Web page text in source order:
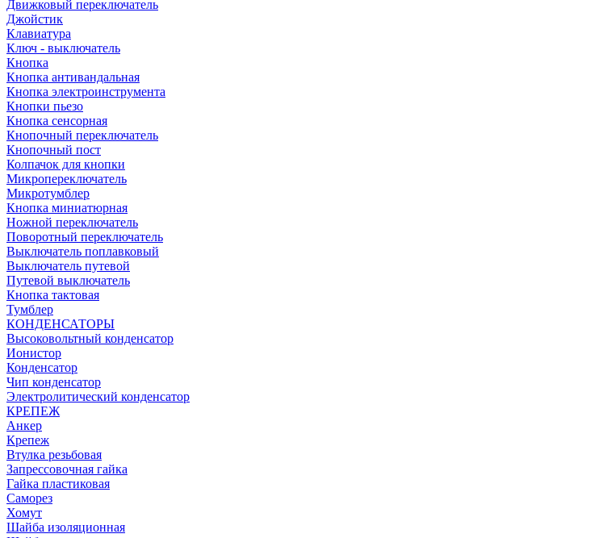
Движковый переключатель
Джойстик
Клавиатура
Ключ - выключатель
Кнопка
Кнопка антивандальная
Кнопка электроинструмента
Кнопки пьезо
Кнопка сенсорная
Кнопочный переключатель
Кнопочный пост
Колпачок для кнопки
Микропереключатель
Микротумблер
Кнопка миниатюрная
Ножной переключатель
Поворотный переключатель
Выключатель поплавковый
Выключатель путевой
Путевой выключатель
Кнопка тактовая
Тумблер
КОНДЕНСАТОРЫ
Высоковольтный конденсатор
Ионистор
Конденсатор
Чип конденсатор
Электролитический конденсатор
КРЕПЕЖ
Анкер
Крепеж
Втулка резьбовая
Запрессовочная гайка
Гайка пластиковая
Саморез
Хомут
Шайба изоляционная